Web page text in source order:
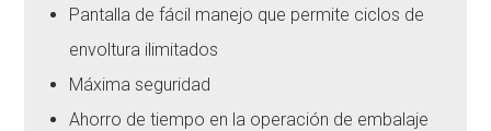
Pantalla de fácil manejo que permite ciclos de
envoltura ilimitados
Máxima seguridad
Ahorro de tiempo en la operación de embalaje